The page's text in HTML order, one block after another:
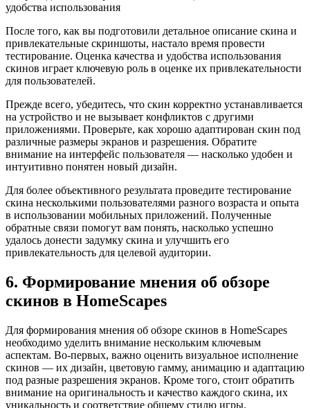
удобства использования
После того, как вы подготовили детальное описание скина и
привлекательные скриншоты, настало время провести
тестирование. Оценка качества и удобства использования
скинов играет ключевую роль в оценке их привлекательности
для пользователей.
Прежде всего, убедитесь, что скин корректно устанавливается
на устройство и не вызывает конфликтов с другими
приложениями. Проверьте, как хорошо адаптирован скин под
различные размеры экранов и разрешения. Обратите
внимание на интерфейс пользователя — насколько удобен и
интуитивно понятен новый дизайн.
Для более объективного результата проведите тестирование
скина несколькими пользователями разного возраста и опыта
в использовании мобильных приложений. Полученные
обратные связи помогут вам понять, насколько успешно
удалось донести задумку скина и улучшить его
привлекательность для целевой аудитории.
6. Формирование мнения об обзоре
скинов в HomeScapes
Для формирования мнения об обзоре скинов в HomeScapes
необходимо уделить внимание нескольким ключевым
аспектам. Во-первых, важно оценить визуальное исполнение
скинов — их дизайн, цветовую гамму, анимацию и адаптацию
под разные разрешения экранов. Кроме того, стоит обратить
внимание на оригинальность и качество каждого скина, их
уникальность и соответствие общему стилю игры.